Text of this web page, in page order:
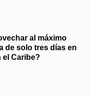
al máximo
de solo tres días en
el Caribe?